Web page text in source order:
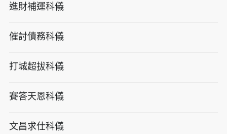
進財補運科儀
催討債務科儀
打城超拔科儀
賽答天恩科儀
文昌求仕科儀